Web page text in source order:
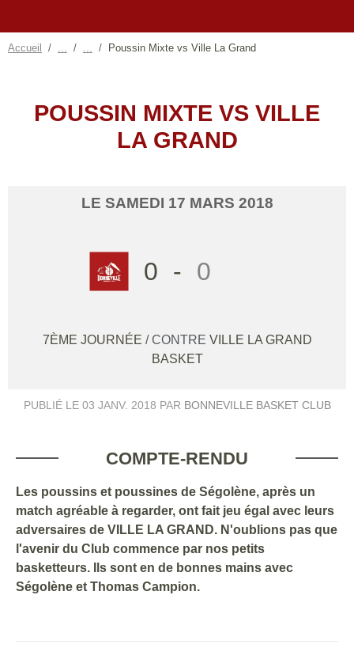
Accueil Poussin Mixte vs Ville La Grand
POUSSIN MIXTE VS VILLE
LA GRAND
LE SAMEDI 17 MARS 2018
0 - 0
7ÈME JOURNÉE / CONTRE VILLE LA GRAND
BASKET
PUBLIÉ LE 03 JANV. 2018 PAR BONNEVILLE BASKET CLUB
COMPTE-RENDU
Les poussins et poussines de Ségolène, après un
match agréable à regarder, ont fait jeu égal avec leurs
adversaires de VILLE LA GRAND. N'oublions pas que
l'avenir du Club commence par nos petits
basketteurs. Ils sont en de bonnes mains avec
Ségolène et Thomas Campion.